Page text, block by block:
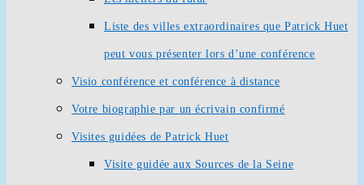
Liste des villes extraordinaires que Patrick Huet
peut vous présenter lors d’une conférence
Visio conférence et conférence à distance
Votre biographie par un écrivain confirmé
Visites guidées de Patrick Huet
Visite guidée aux Sources de la Seine